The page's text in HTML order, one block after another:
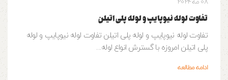
08 مه 2024
تفاوت لوله نیوپایپ و لوله پلی اتیلن
تفاوت لوله نیوپایپ و لوله پلی اتیلن تفاوت لوله نیوپایپ و لوله
پلی اتیلن امروزه با گسترش انواع لوله...
ادامه مطالعه